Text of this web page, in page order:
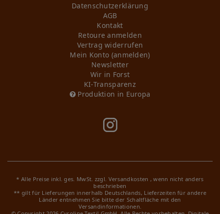
Daten­schutz­erklärung
AGB
Kontakt
Retoure anmelden
Vertrag widerrufen
Mein Konto (anmelden)
Newsletter
Wir in Forst
KI-Transparenz
Produktion in Europa
* Alle Preise inkl. ges. MwSt. zzgl. Versandkosten , wenn nicht anders
beschrieben
** gilt für Lieferungen innerhalb Deutschlands, Lieferzeiten für andere
Länder entnehmen Sie bitte der Schaltfläche mit den
Versandinformationen.